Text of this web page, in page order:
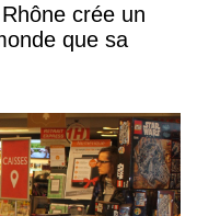
crée un
que sa